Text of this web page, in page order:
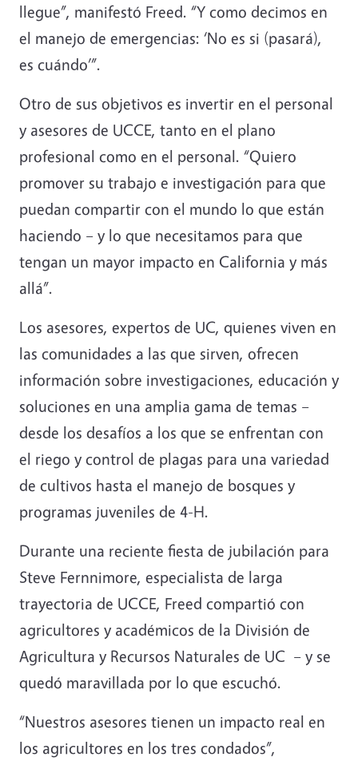
llegue”, manifestó Freed. “Y como decimos en
el manejo de emergencias: ‘No es si (pasará),
es cuándo’”.
Otro de sus objetivos es invertir en el personal
y asesores de UCCE, tanto en el plano
profesional como en el personal. “Quiero
promover su trabajo e investigación para que
puedan compartir con el mundo lo que están
haciendo – y lo que necesitamos para que
tengan un mayor impacto en California y más
allá”.
Los asesores, expertos de UC, quienes viven en
las comunidades a las que sirven, ofrecen
información sobre investigaciones, educación y
soluciones en una amplia gama de temas –
desde los desafíos a los que se enfrentan con
el riego y control de plagas para una variedad
de cultivos hasta el manejo de bosques y
programas juveniles de 4-H.
Durante una reciente fiesta de jubilación para
Steve Fernnimore, especialista de larga
trayectoria de UCCE, Freed compartió con
agricultores y académicos de la División de
Agricultura y Recursos Naturales de UC – y se
quedó maravillada por lo que escuchó.
“Nuestros asesores tienen un impacto real en
los agricultores en los tres condados”,